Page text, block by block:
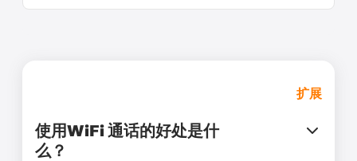
扩展
使用WiFi 通话的好处是什
么？